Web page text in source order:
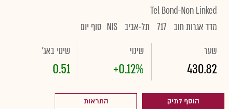
Tel Bond-Non Linked
מדד אגרות חוב 717 תל-אביב NIS סוף יום
שער
430.82
שינוי
+0.12%
שינוי באג'
0.51
הוסף לתיק התראות